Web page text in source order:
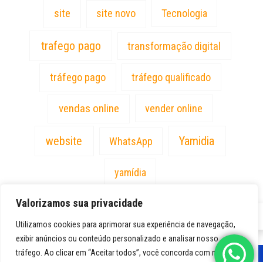
Valorizamos sua privacidade
Utilizamos cookies para aprimorar sua experiência de navegação,
exibir anúncios ou conteúdo personalizado e analisar nosso
tráfego. Ao clicar em “Aceitar todos”, você concorda com nosso
site site novo Tecnologia
trafego pago transformação digital
tráfego pago tráfego qualificado
vendas online vender online
website WhatsApp Yamidia
yamídia